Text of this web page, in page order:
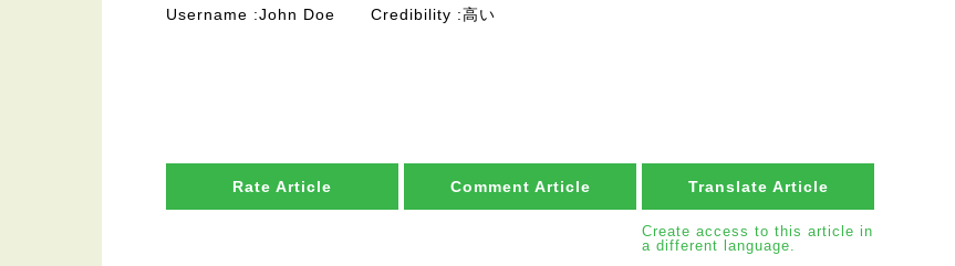
Username
John Doe Credibility 高い
Rate Article Comment Article Translate Article
Create access to this article in
a different language.